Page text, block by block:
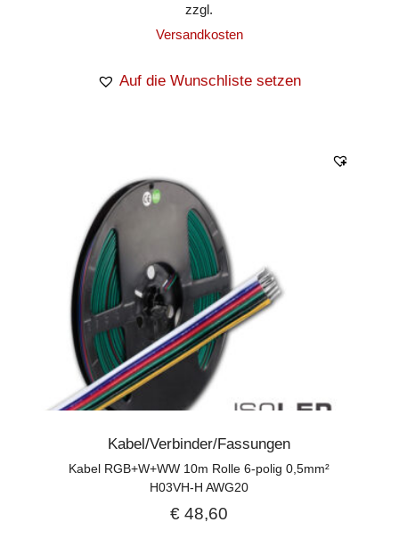
zzgl.
Versandkosten
Auf die Wunschliste setzen
Kabel/Verbinder/Fassungen
Kabel RGB+W+WW 10m Rolle 6-polig 0,5mm²
H03VH-H AWG20
€ 48,60